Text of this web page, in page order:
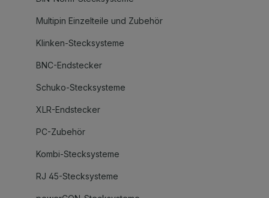
Multipin Einzelteile und Zubehör
Klinken-Stecksysteme
BNC-Endstecker
Schuko-Stecksysteme
XLR-Endstecker
PC-Zubehör
Kombi-Stecksysteme
RJ 45-Stecksysteme